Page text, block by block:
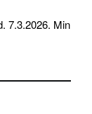
7.3.2026. Min